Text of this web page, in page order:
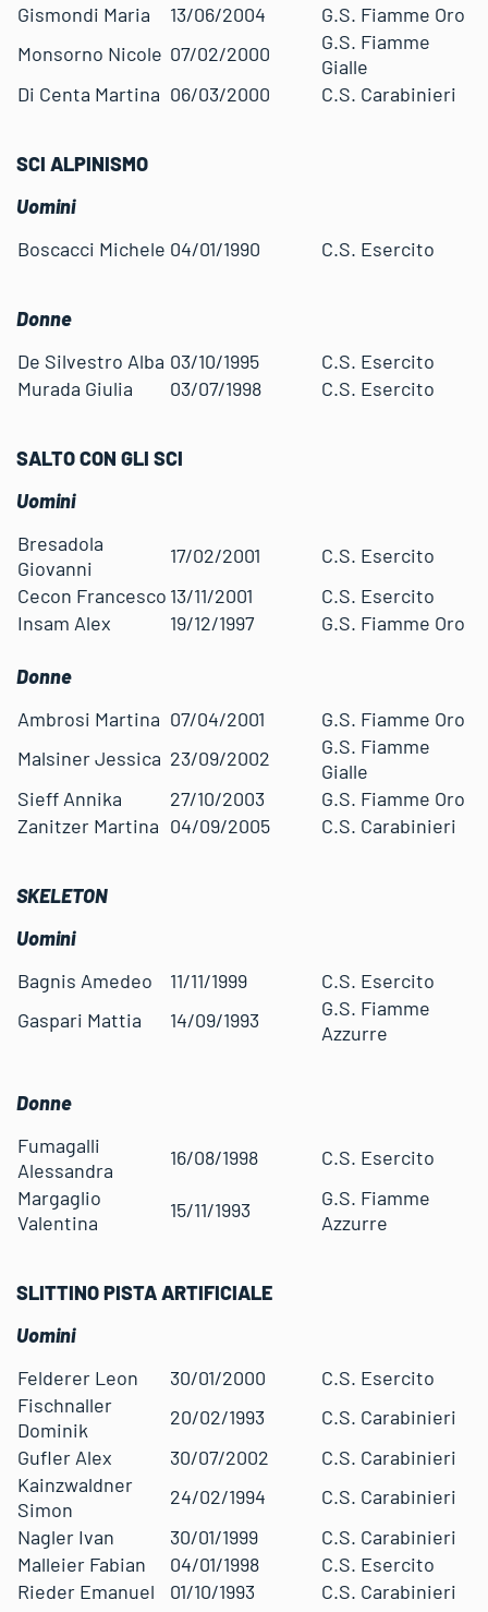
Gismondi Maria
13/06/2004
G.S. Fiamme Oro
Monsorno Nicole 07/02/2000
G.S. Fiamme
Gialle
Di Centa Martina 06/03/2000 C.S. Carabinieri
SCI ALPINISMO
Uomini
Boscacci Michele 04/01/1990 C.S. Esercito
Donne
De Silvestro Alba 03/10/1995
C.S. Esercito
Murada Giulia
03/07/1998 C.S. Esercito
SALTO CON GLI SCI
Uomini
Bresadola
Giovanni
17/02/2001
C.S. Esercito
Cecon Francesco 13/11/2001
C.S. Esercito
Insam Alex
19/12/1997 G.S. Fiamme Oro
Donne
Ambrosi Martina 07/04/2001
G.S. Fiamme Oro
Malsiner Jessica 23/09/2002
G.S. Fiamme
Gialle
Sieff Annika
27/10/2003
G.S. Fiamme Oro
Zanitzer Martina 04/09/2005 C.S. Carabinieri
SKELETON
Uomini
Bagnis Amedeo
11/11/1999
C.S. Esercito
Gaspari Mattia
14/09/1993
G.S. Fiamme
Azzurre
Donne
Fumagalli
Alessandra
16/08/1998
C.S. Esercito
Margaglio
Valentina
15/11/1993
G.S. Fiamme
Azzurre
SLITTINO PISTA ARTIFICIALE
Uomini
Felderer Leon
30/01/2000
C.S. Esercito
Fischnaller
Dominik
20/02/1993
C.S. Carabinieri
Gufler Alex
30/07/2002
C.S. Carabinieri
Kainzwaldner
Simon
24/02/1994
C.S. Carabinieri
Nagler Ivan
30/01/1999
C.S. Carabinieri
Malleier Fabian
04/01/1998
C.S. Esercito
Rieder Emanuel
01/10/1993 C.S. Carabinieri